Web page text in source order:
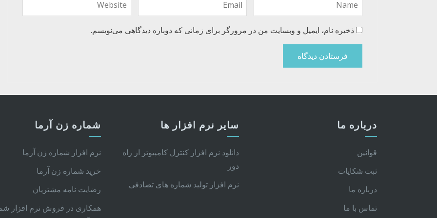
ذخیره نام، ایمیل و وبسایت من در مرورگر برای زمانی که دوباره دیدگاهی می‌نویسم.
درباره ما
قوانین
ثبت شکایات
درباره ما
تماس با ما
سایر نرم افزار ها
دانلود نرم افزار کنترل کامپیوتر از راه
دور
نرم افزار تولید شماره های تصادفی
شماره زن آرما
نرم افزار شماره زن آرما
خرید شماره زن آرما
رضایت نامه مشتریان
همکاری در فروش نرم افزار